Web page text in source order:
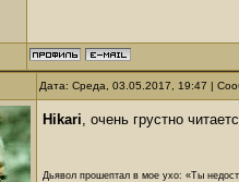
Дата: Среда, 03.05.2017, 19:47 |
Hikari , очень грустно
Дьявол прошептал в мое ухо: «Ты